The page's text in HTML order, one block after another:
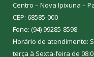
Centro – Nova Ipixuna –
CEP: 68585-000
Fone: (94) 99285-8598
Horário de atendimento:
terça à Sexta-feira de